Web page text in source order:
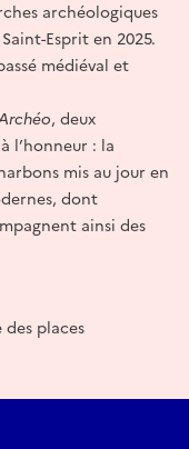
archéologiques
Esprit en 2025.
médiéval et
, deux
l’honneur : la
mis au jour en
dont
ainsi des
places